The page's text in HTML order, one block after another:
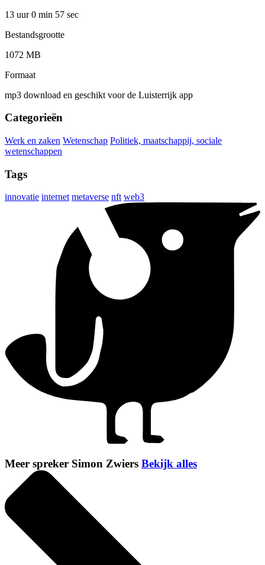
13 uur 0 min 57 sec
Bestandsgrootte
1072 MB
Formaat
mp3 download en geschikt voor de Luisterrijk app
Categorieën
Werk en zaken Wetenschap Politiek, maatschappij, sociale
wetenschappen
Tags
innovatie internet metaverse nft web3
Meer spreker Simon Zwiers Bekijk alles